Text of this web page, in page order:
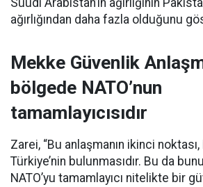
Suudi Arabistan’ın ağırlığının
ağırlığından daha fazla olduğunu
Mekke Güvenlik
bölgede NATO’nun
tamamlayıcısıdır
Zarei, “Bu anlaşmanın ikinci
Türkiye’nin bulunmasıdır. Bu da
NATO’yu tamamlayıcı nitelikte bir